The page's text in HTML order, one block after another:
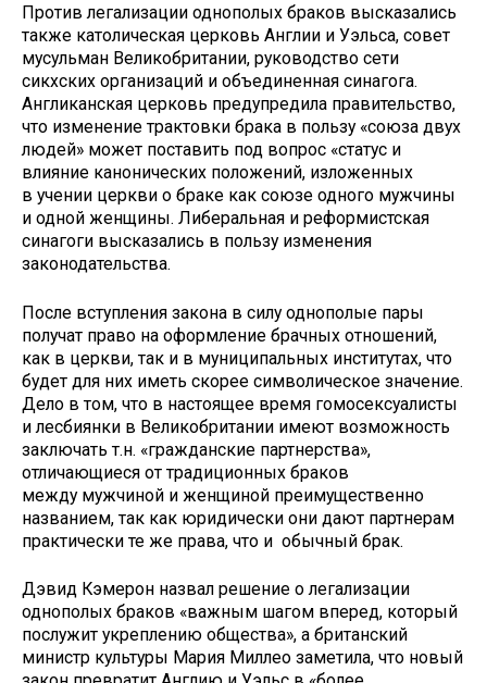
Против легализации однополых браков высказались
также католическая церковь Англии и Уэльса, совет
мусульман Великобритании, руководство сети
сикхских организаций и объединенная синагога.
Англиканская церковь предупредила правительство,
что изменение трактовки брака в пользу «союза двух
людей» может поставить под вопрос «статус и
влияние канонических положений, изложенных
в учении церкви о браке как союзе одного мужчины
и одной женщины. Либеральная и реформистская
синагоги высказались в пользу изменения
законодательства.
После вступления закона в силу однополые пары
получат право на оформление брачных отношений,
как в церкви, так и в муниципальных институтах, что
будет для них иметь скорее символическое значение.
Дело в том, что в настоящее время гомосексуалисты
и лесбиянки в Великобритании имеют возможность
заключать т.н. «гражданские партнерства»,
отличающиеся от традиционных браков
между мужчиной и женщиной преимущественно
названием, так как юридически они дают партнерам
практически те же права, что и обычный брак.
Дэвид Кэмерон назвал решение о легализации
однополых браков «важным шагом вперед, который
послужит укреплению общества», а британский
министр культуры Мария Миллео заметила, что новый